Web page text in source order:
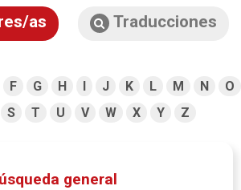
as Traducciones
F G H I J K L M N
O
S T U V W X Y Z
general